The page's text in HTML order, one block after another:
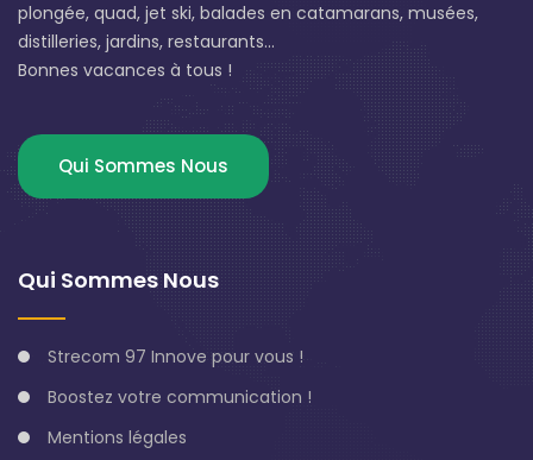
plongée, quad, jet ski, balades en catamarans, musées,
distilleries, jardins, restaurants...
Bonnes vacances à tous !
Qui Sommes Nous
Qui Sommes Nous
Strecom 97 Innove pour vous !
Boostez votre communication !
Mentions légales